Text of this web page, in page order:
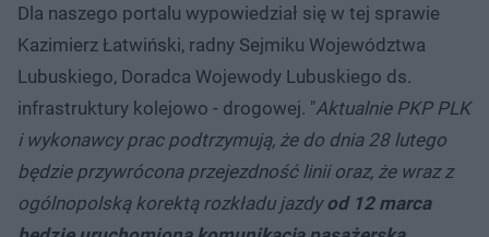
Dla naszego portalu wypowiedział się w tej sprawie
Kazimierz Łatwiński, radny Sejmiku Województwa
Lubuskiego, Doradca Wojewody Lubuskiego ds.
infrastruktury kolejowo - drogowej. "Aktualnie PKP PLK
i wykonawcy prac podtrzymują, że do dnia 28 lutego
będzie przywrócona przejezdność linii oraz, że wraz z
ogólnopolską korektą rozkładu jazdyod 12 marca